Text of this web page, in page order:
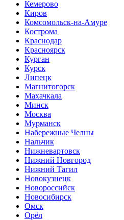
Кемерово
Киров
Комсомольск-на-Амуре
Кострома
Краснодар
Красноярск
Курган
Курск
Липецк
Магнитогорск
Махачкала
Минск
Москва
Мурманск
Набережные Челны
Нальчик
Нижневартовск
Нижний Новгород
Нижний Тагил
Новокузнецк
Новороссийск
Новосибирск
Омск
Орёл